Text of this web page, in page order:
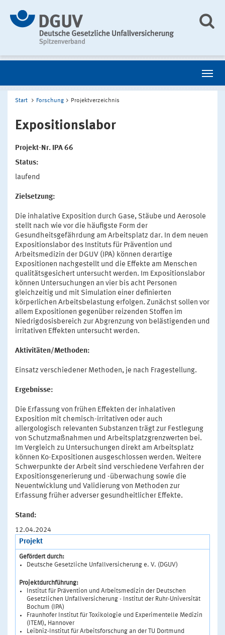
Start Forschung Projektverzeichnis
Expositionslabor
Projekt-Nr. IPA 66
Status:
laufend
Zielsetzung:
Die inhalative Exposition durch Gase, Stäube und Aerosole
stellt nach wie vor die häufigste Form der
Gesundheitsgefährdung am Arbeitsplatz dar. In dem neuen
Expositionslabor des Instituts für Prävention und
Arbeitsmedizin der DGUV (IPA) können derartige
Expositionen nachgestellt und die Effekte am Menschen
qualitätsgesichert untersucht werden. Im Expositionslabor
können Untersuchungen an vier bis acht Personen
gleichzeitig und mit Simulation einer definierten
körperlichen Arbeitsbelastung erfolgen. Zunächst sollen vor
allem Expositionen gegenüber reizenden Stoffen im
Niedrigdosisbereich zur Abgrenzung von belästigenden und
irritativen Effekten untersucht werden.
Aktivitäten/Methoden:
Einsatz verschiedener Methoden, je nach Fragestellung.
Ergebnisse:
Die Erfassung von frühen Effekten der inhalativen
Exposition mit chemisch-irritativen oder auch
allergologisch relevanten Substanzen trägt zur Festlegung
von Schutzmaßnahmen und Arbeitsplatzgrenzwerten bei.
Im Vergleich zu Untersuchungen direkt am Arbeitsplatz
können Ko-Expositionen ausgeschlossen werden. Weitere
Schwerpunkte der Arbeit sind verschiedene Verfahren der
Expositionsgenerierung und -überwachung sowie die
Neuentwicklung und Validierung von Methoden zur
Erfassung früher adverser gesundheitlicher Effekte.
Stand:
12.04.2024
Projekt
Gefördert durch:
Deutsche Gesetzliche Unfallversicherung e. V. (DGUV)
Projektdurchführung:
Institut für Prävention und Arbeitsmedizin der Deutschen
Gesetzlichen Unfallversicherung - Institut der Ruhr-Universität
Bochum (IPA)
Fraunhofer Institut für Toxikologie und Experimentelle Medizin
(ITEM), Hannover
Leibniz-Institut für Arbeitsforschung an der TU Dortmund